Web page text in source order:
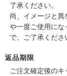
了承ください。
尚、イメージと
や一度ご使用に
で、ご了承くださ
返品期限
ご注文確定後の